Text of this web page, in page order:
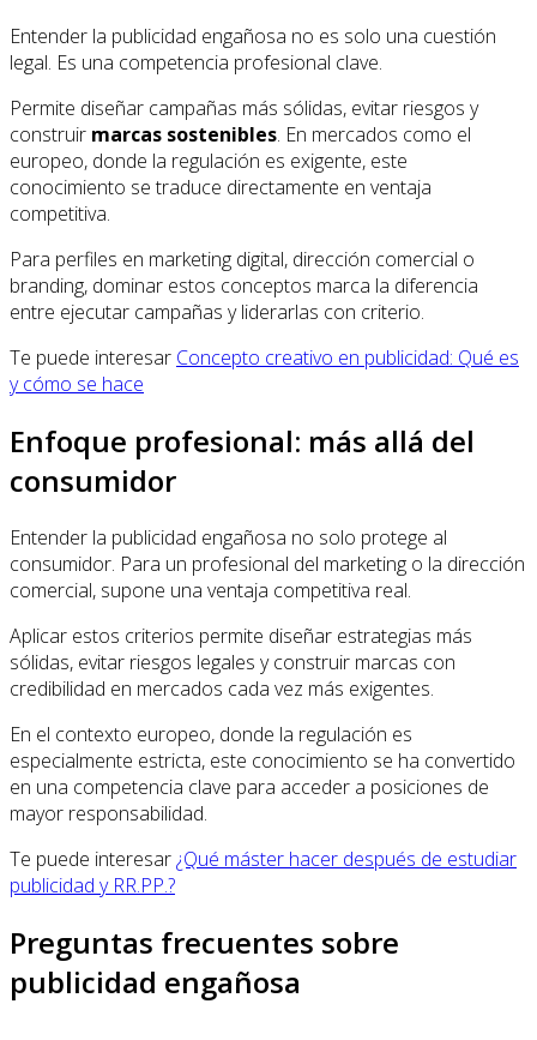
Entender la publicidad engañosa no es solo una cuestión
legal. Es una competencia profesional clave.
Permite diseñar campañas más sólidas, evitar riesgos y
construir marcas sostenibles. En mercados como el
europeo, donde la regulación es exigente, este
conocimiento se traduce directamente en ventaja
competitiva.
Para perfiles en marketing digital, dirección comercial o
branding, dominar estos conceptos marca la diferencia
entre ejecutar campañas y liderarlas con criterio.
Te puede interesar Concepto creativo en publicidad: Qué es
y cómo se hace
Enfoque profesional: más allá del
consumidor
Entender la publicidad engañosa no solo protege al
consumidor. Para un profesional del marketing o la dirección
comercial, supone una ventaja competitiva real.
Aplicar estos criterios permite diseñar estrategias más
sólidas, evitar riesgos legales y construir marcas con
credibilidad en mercados cada vez más exigentes.
En el contexto europeo, donde la regulación es
especialmente estricta, este conocimiento se ha convertido
en una competencia clave para acceder a posiciones de
mayor responsabilidad.
Te puede interesar¿Qué máster hacer después de estudiar
publicidad y RR.PP.?
Preguntas frecuentes sobre
publicidad engañosa